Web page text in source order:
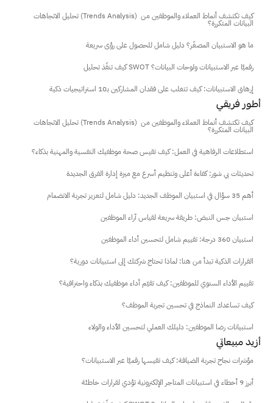
تحليل الاتجاهات (Trends Analysis) كيف تكتشف أنماط العملاء والموظفين من
البيانات المتكررة؟
ما هو الاستبيان المصغّر؟ دليل شامل للحصول على رؤى سريعة
كيف تنفّذ تحليل SWOT رقميًا عبر الاستبيانات ولوحات البيانات؟
إرهاق الاستبيانات: كيف تتغلب على فقدان المشاركين بـ10 استراتيجيات ذكية
أطور فريقي
تحليل الاتجاهات (Trends Analysis) كيف تكتشف أنماط العملاء والموظفين من
البيانات المتكررة؟
استطلاعات الرفاهية في العمل: كيف تقيس صحة موظفيك النفسية والمهنية بذكاء؟
تحديثات بي شور: كفاءة أعلى وتنظيم أسرع مع ميزة إدارة الفرق الجديدة
أهم 35 سؤال في استبيان الموظف الجديد: دليل شامل لتعزيز تجربة الانضمام
استبيان جس النبض: طريقة سريعة لقياس آراء الموظفين
استبيان 360 درجة: تقييم شامل لتحسين أداء الموظفين
القرارات الذكية تبدأ من هنا: لماذا تحتاج شركتك إلى استبيانات دورية؟
تقييم الأداء السنوي للموظفين: كيف تقيّم أداء موظفيك بذكاء واحترافية؟
كيف تساعدك النماذج في تحسين تجربة الموظف؟
استبيانات رضا الموظفين: دليلك العملي لتحسين الأداء والولاء
أزيد مبيعاتي
مؤشرات نجاح تجربة الضيافة: كيف تقيسها رقميًا عبر الاستبيانات؟
أبرز 9 أخطاء في استبيانات المتاجر الإلكترونية تؤدي لقرارات خاطئة